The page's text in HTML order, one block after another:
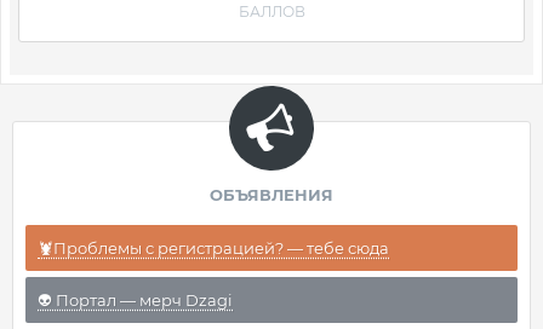
БАЛЛОВ
ОБЪЯВЛЕНИЯ
🦞Проблемы с регистрацией? — тебе сюда
👽 Портал — мерч Dzagi